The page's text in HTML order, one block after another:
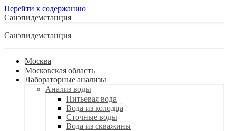
Перейти к содержанию
Санэпидемстанция
Санэпидемстанция
Москва
Московская область
Лабораторные анализы
Анализ воды
Питьевая вода
Вода из колодца
Сточные воды
Вода из скважины